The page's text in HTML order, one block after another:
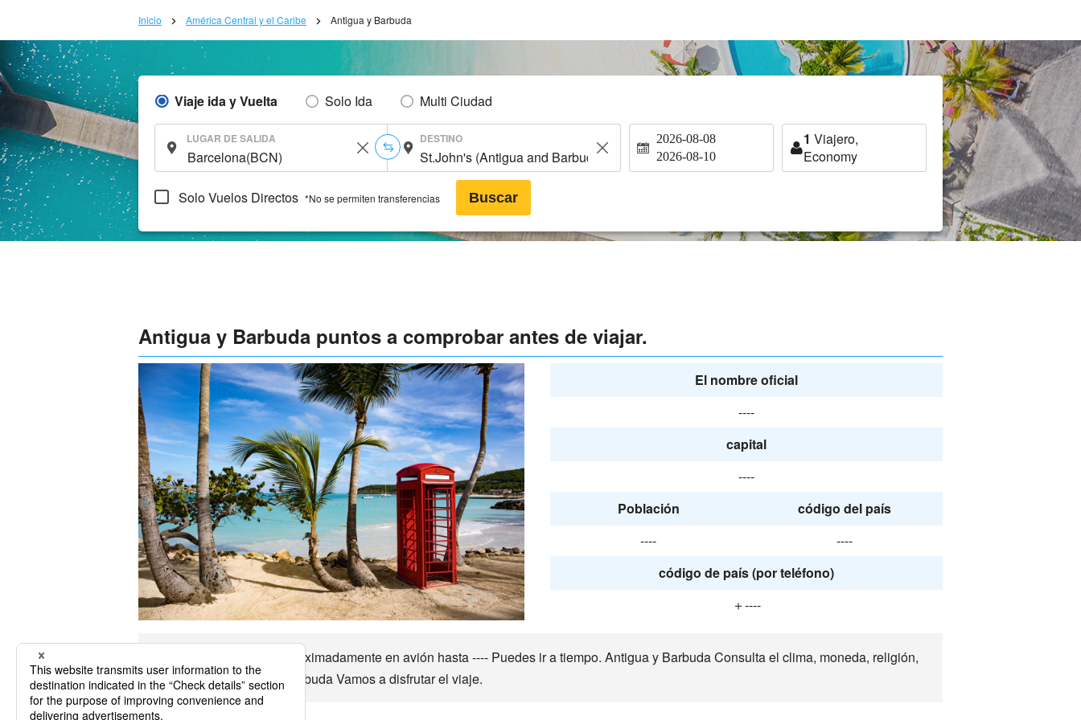
Inicio América Central y el Caribe Antigua y Barbuda
Viaje ida y Vuelta Solo Ida Multi Ciudad
LUGAR DE SALIDA DESTINO 2026-08-08
2026-08-10
1 Viajero,
Economy
Solo Vuelos Directos *No se permiten transferencias Buscar
Antigua y Barbuda puntos a comprobar antes de viajar.
El nombre oficial
----
capital
----
Población
código del país
----
----
código de país (por teléfono)
＋----
Antigua y Barbuda Es aproximadamente en avión hasta ---- Puedes ir a tiempo. Antigua y Barbuda Consulta el clima, moneda, religión,
modales etc. Antigua y Barbuda Vamos a disfrutar el viaje.